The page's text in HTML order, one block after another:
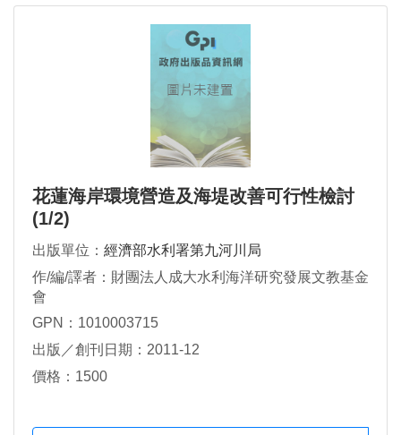
花蓮海岸環境營造及海堤改善可行性檢討
(1/2)
出版單位： 經濟部水利署第九河川局
作/編/譯者：財團法人成大水利海洋研究發展文教基金
會
GPN：1010003715
出版／創刊日期：2011-12
價格：1500